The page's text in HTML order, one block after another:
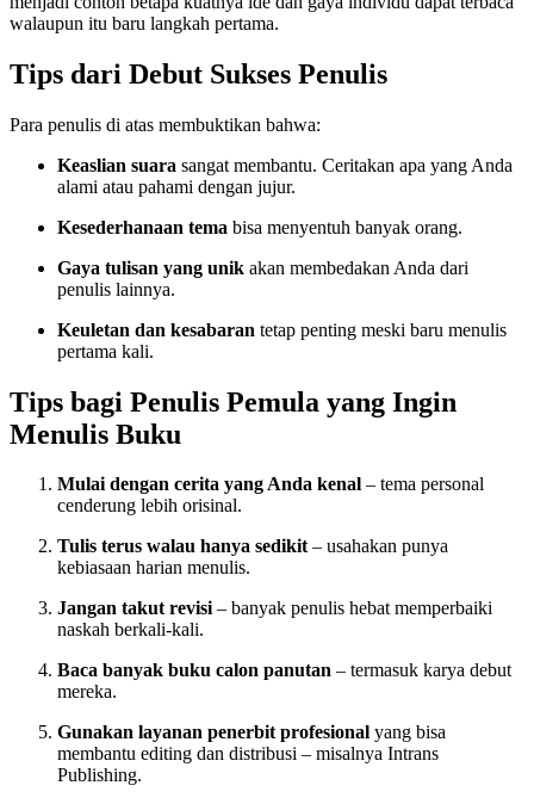
walaupun itu baru langkah pertama.
Tips dari Debut Sukses Penulis
Para penulis di atas membuktikan bahwa:
Keaslian suara sangat membantu. Ceritakan apa yang Anda
alami atau pahami dengan jujur.
Kesederhanaan tema bisa menyentuh banyak orang.
Gaya tulisan yang unik akan membedakan Anda dari
penulis lainnya.
Keuletan dan kesabaran tetap penting meski baru menulis
pertama kali.
Tips bagi Penulis Pemula yang Ingin
Menulis Buku
Mulai dengan cerita yang Anda kenal – tema personal
cenderung lebih orisinal.
Tulis terus walau hanya sedikit– usahakan punya
kebiasaan harian menulis.
Jangan takut revisi– banyak penulis hebat memperbaiki
naskah berkali-kali.
Baca banyak buku calon panutan – termasuk karya debut
mereka.
Gunakan layanan penerbit profesional yang bisa
membantu editing dan distribusi – misalnya Intrans
Publishing.